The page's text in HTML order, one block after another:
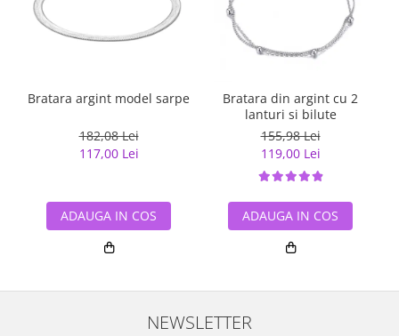
Bratara argint model sarpe
182,08 Lei
117,00 Lei
ADAUGA IN COS
Bratara din argint cu 2
lanturi si bilute
155,98 Lei
119,00 Lei
ADAUGA IN COS
NEWSLETTER